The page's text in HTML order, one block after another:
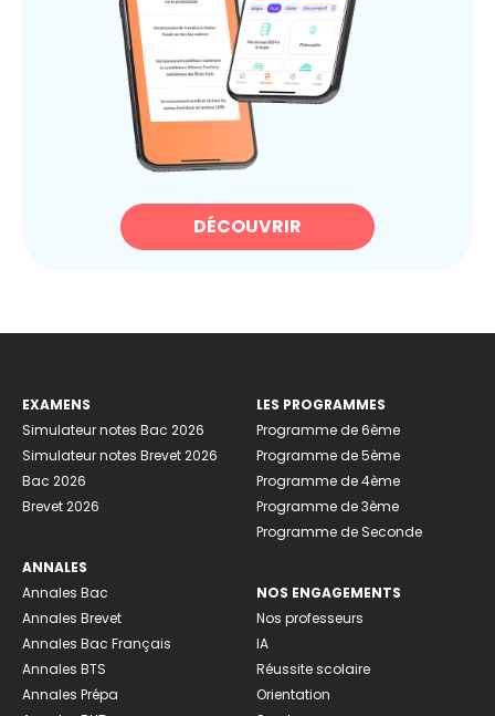
DÉCOUVRIR
EXAMENS
Simulateur notes Bac 2026
Simulateur notes Brevet 2026
Bac 2026
Brevet 2026
ANNALES
Annales Bac
Annales Brevet
Annales Bac Français
Annales BTS
Annales Prépa
LES PROGRAMMES
Programme de 6ème
Programme de 5ème
Programme de 4ème
Programme de 3ème
Programme de Seconde
NOS ENGAGEMENTS
Nos professeurs
IA
Réussite scolaire
Orientation